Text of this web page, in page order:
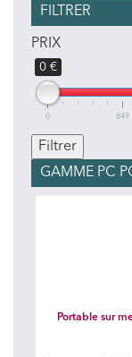
FILTRER
PRIX
0 €
0 849
GAMME PC
Portable sur